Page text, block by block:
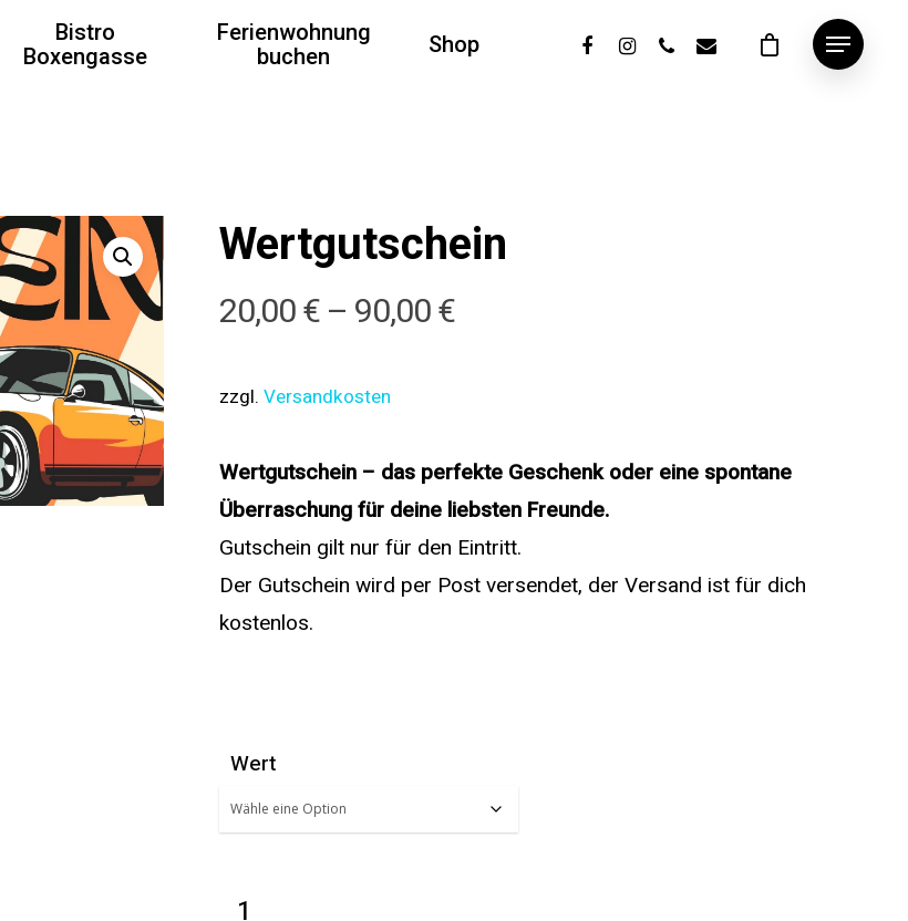
Bistro
Boxengasse
Ferienwohnung
buchen
Shop
Wertgutschein
20,00€– 90,00€
zzgl. Versandkosten
Wertgutschein – das perfekte Geschenk oder eine spontane
Überraschung für deine liebsten Freunde.
Gutschein gilt nur für den Eintritt.
Der Gutschein wird per Post versendet, der Versand ist für dich
kostenlos.
Wert